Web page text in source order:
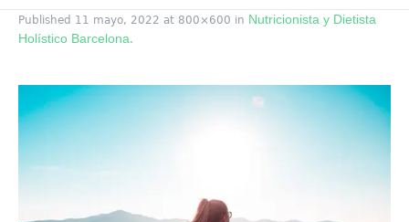
Published 11 mayo, 2022 at 800×600 in Nutricionista y Dietista
Holístico Barcelona.